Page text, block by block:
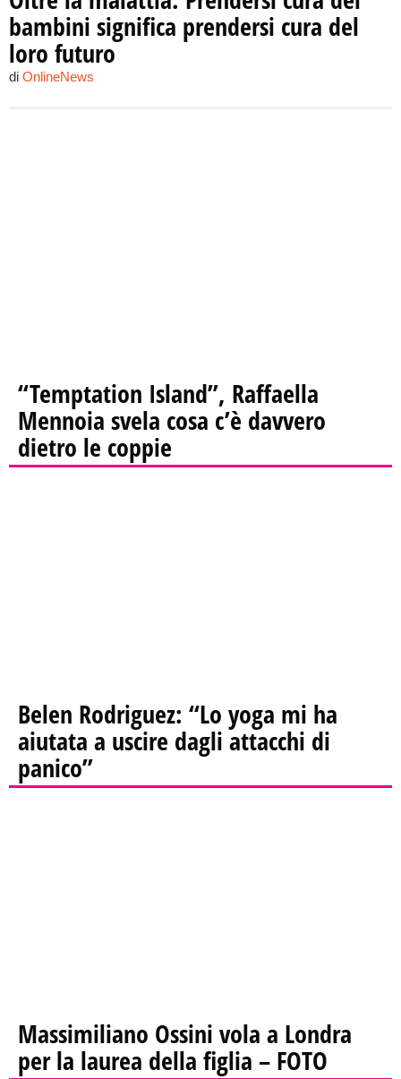
bambini significa prendersi cura del
loro futuro
di OnlineNews
“Temptation Island”, Raffaella
Mennoia svela cosa c’è davvero
dietro le coppie
Belen Rodriguez: “Lo yoga mi ha
aiutata a uscire dagli attacchi di
panico”
Massimiliano Ossini vola a Londra
per la laurea della figlia – FOTO